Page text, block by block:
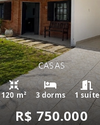
CASAS
120 m² 3 dorms 1 suíte
R$ 750.000